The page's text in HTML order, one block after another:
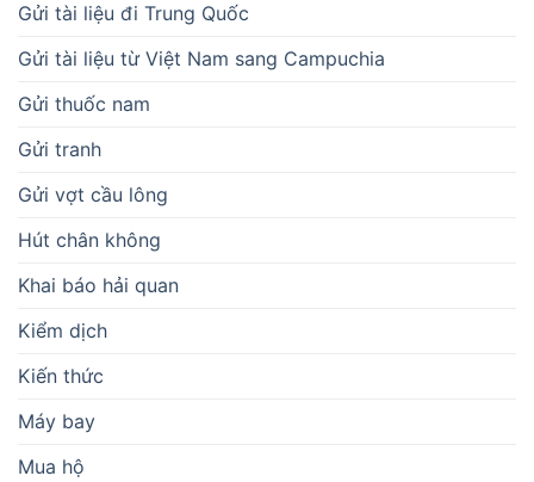
Gửi tài liệu đi Trung Quốc
Gửi tài liệu từ Việt Nam sang Campuchia
Gửi thuốc nam
Gửi tranh
Gửi vợt cầu lông
Hút chân không
Khai báo hải quan
Kiểm dịch
Kiến thức
Máy bay
Mua hộ